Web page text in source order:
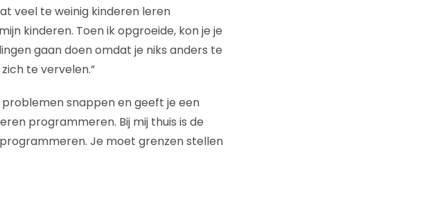
veel te weinig kinderen leren
kinderen. Toen ik opgroeide, kon je je
gaan doen omdat je niks anders te
te vervelen.”
snappen en geeft je een
programmeren. Bij mij thuis is de
Je moet grenzen stellen